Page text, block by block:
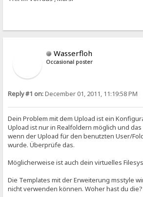
Wasserfloh
Occasional poster
Reply #1 on:December 01, 2011, 11:19:58 PM
Dein Problem mit dem Upload ist ein
Upload ist nur in Realfoldern möglich und
wenn der Upload für den benutzten User/
wurde. Überprüfe das.
Möglicherweise ist auch dein virtuelles
Die Templates mit der Erweiterung msstyle
nicht verwenden können. Woher hast du die?